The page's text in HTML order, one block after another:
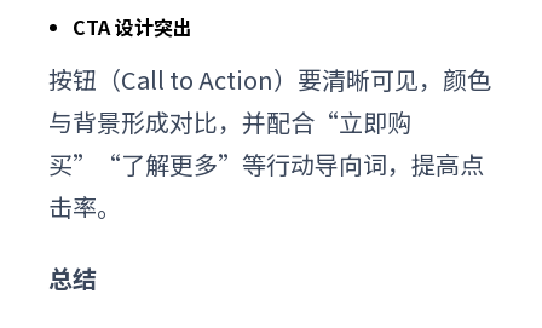
CTA 设计突出
按钮（Call to Action）要清晰可见，颜色
与背景形成对比，并配合“立即购
买”“了解更多”等行动导向词，提高点
击率。
总结